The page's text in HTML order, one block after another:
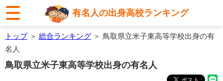
有名人の出身高校ランキング
トップ＞ 総合ランキング ＞ 鳥取県立米子東高等学校出身の有
名人
鳥取県立米子東高等学校出身の有名人